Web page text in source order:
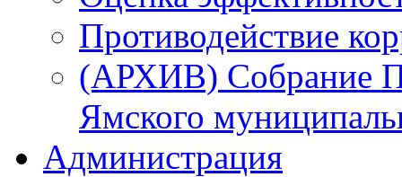
Противодействие
(АРХИВ) Собрание
Ямского
Администрация